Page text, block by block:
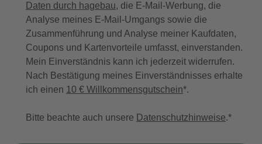
Daten durch hagebau, die E-Mail-Werbung, die
Analyse meines E-Mail-Umgangs sowie die
Zusammenführung und Analyse meiner Kaufdaten,
Coupons und Kartenvorteile umfasst, einverstanden.
Mein Einverständnis kann ich jederzeit widerrufen.
Nach Bestätigung meines Einverständnisses erhalte
ich einen 10 € Willkommensgutschein*.
Bitte beachte auch unsere Datenschutzhinweise.